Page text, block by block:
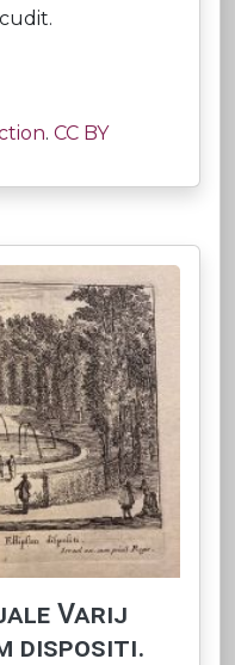
. CC BY
Varij
dispositi.